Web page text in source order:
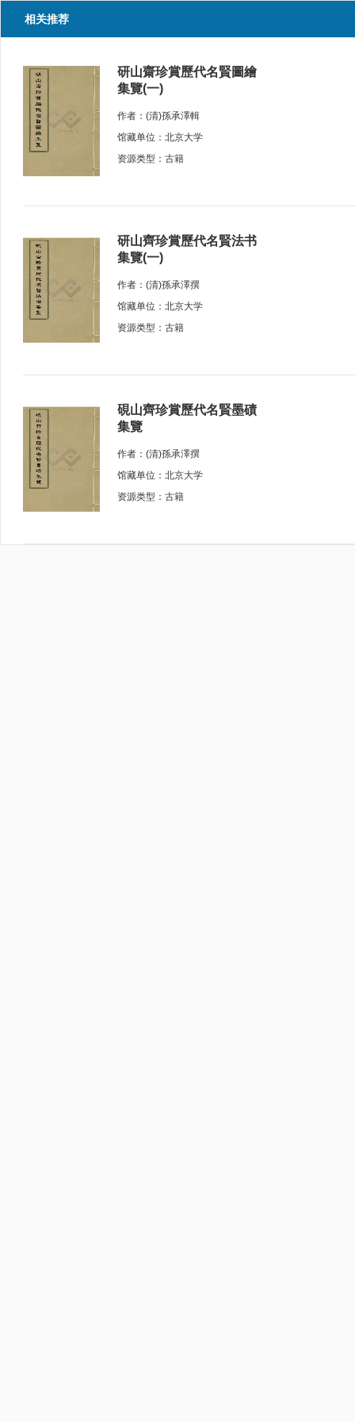
相关推荐
研山齋珍賞歷代名賢圖繪
集覽(一)
作者：(清)孫承澤輯
馆藏单位：北京大学
资源类型：古籍
研山齊珍賞歷代名賢法书
集覽(一)
作者：(清)孫承澤撰
馆藏单位：北京大学
资源类型：古籍
硯山齊珍賞歷代名賢墨磧
集覽
作者：(清)孫承澤撰
馆藏单位：北京大学
资源类型：古籍